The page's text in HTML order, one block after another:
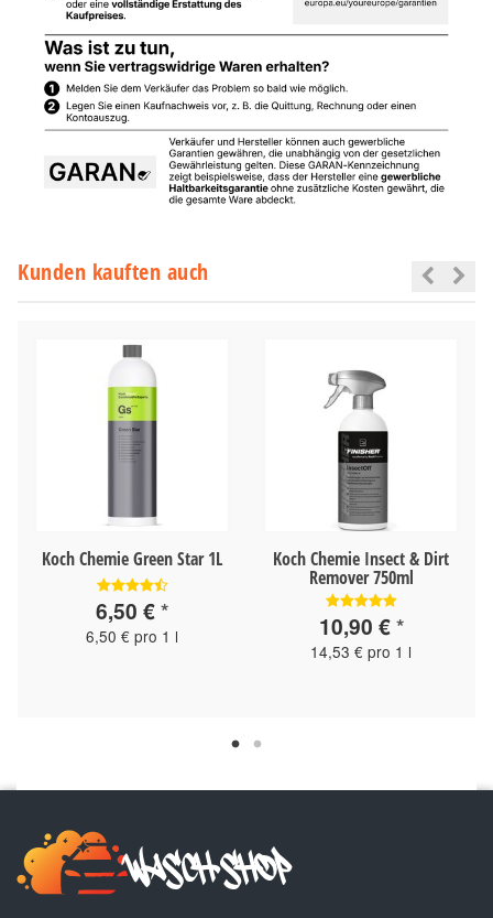
Kunden kauften auch
Koch Chemie Green Star 1L
6,50 €*
6,50 € pro 1 l
Koch Chemie Insect & Dirt
Remover 750ml
10,90 €*
14,53 € pro 1 l